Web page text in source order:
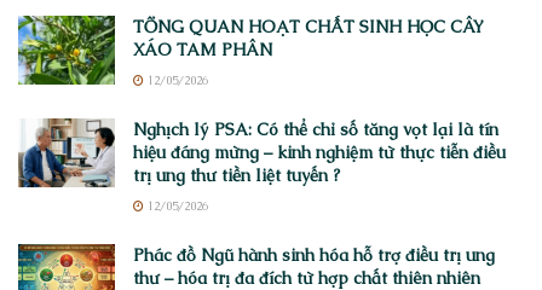
TỔNG QUAN HOẠT CHẤT SINH HỌC CÂY
XÁO TAM PHÂN
12/05/2026
Nghịch lý PSA: Có thể chỉ số tăng vọt lại là tín
hiệu đáng mừng – kinh nghiệm từ thực tiễn điều
trị ung thư tiền liệt tuyến ?
12/05/2026
Phác đồ Ngũ hành sinh hóa hỗ trợ điều trị ung
thư – hóa trị đa đích từ hợp chất thiên nhiên